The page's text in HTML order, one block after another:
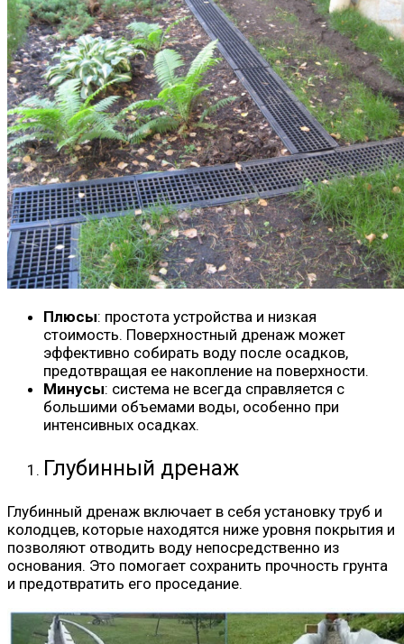
Плюсы: простота устройства и низкая
стоимость. Поверхностный дренаж может
эффективно собирать воду после осадков,
предотвращая ее накопление на поверхности.
Минусы: система не всегда справляется с
большими объемами воды, особенно при
интенсивных осадках.
Глубинный дренаж
Глубинный дренаж включает в себя установку труб и
колодцев, которые находятся ниже уровня покрытия и
позволяют отводить воду непосредственно из
основания. Это помогает сохранить прочность грунта
и предотвратить его проседание.